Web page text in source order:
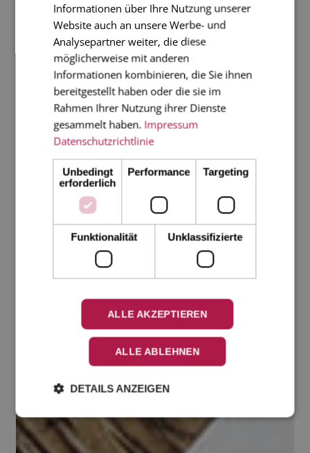
Informationen über Ihre Nutzung unserer
Website auch an unsere Werbe- und
Analysepartner weiter, die diese
möglicherweise mit anderen
Informationen kombinieren, die Sie ihnen
bereitgestellt haben oder die sie im
Rahmen Ihrer Nutzung ihrer Dienste
gesammelt haben. Impressum
Datenschutzrichtlinie
Unbedingt
erforderlich
Performance Targeting
Funktionalität Unklassifizierte
ALLE AKZEPTIEREN
ALLE ABLEHNEN
DETAILS ANZEIGEN